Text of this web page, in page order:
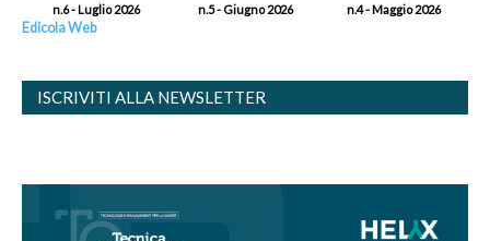
n.6 - Luglio 2026 n.5 - Giugno 2026 n.4 - Maggio 2026
Edicola Web
ISCRIVITI ALLA NEWSLETTER